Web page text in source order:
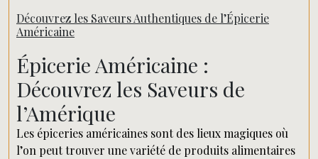
Découvrez les Saveurs Authentiques de l’Épicerie
Américaine
Épicerie Américaine :
Découvrez les Saveurs de
l’Amérique
Les épiceries américaines sont des lieux magiques où
l’on peut trouver une variété de produits alimentaires